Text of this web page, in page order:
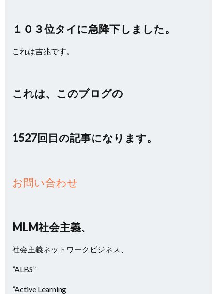
１０３位タイに急降下しました。
これは吉兆です。
これは、このブログの
1527回目の記事になります。
お問い合わせ
MLM社会主義、
社会主義ネットワークビジネス、
”ALBS”
”Active Learning